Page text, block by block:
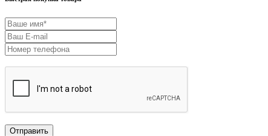
Отправить